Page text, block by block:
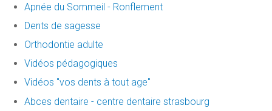
Apnée du Sommeil - Ronflement
Dents de sagesse
Orthodontie adulte
Vidéos pédagogiques
Vidéos "vos dents à tout age"
Abces dentaire - centre dentaire strasbourg